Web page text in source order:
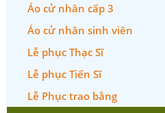
Áo cử nhân cấp 3
Áo cử nhân sinh viên
Lễ phục Thạc Sĩ
Lễ phục Tiến Sĩ
Lễ Phục trao bằng